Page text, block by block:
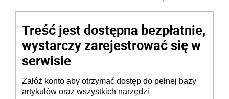
Treść jest dostępna bezpłatnie,
wystarczy zarejestrować się w
serwisie
Załóż konto aby otrzymać dostęp do pełnej bazy
artykułów oraz wszystkich narzędzi